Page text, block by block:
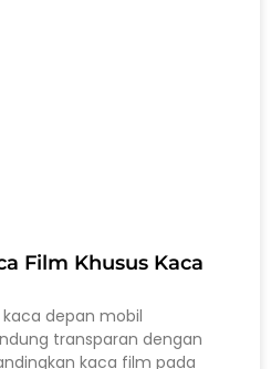
Film Khusus Kaca
depan mobil
transparan dengan
kaca film pada